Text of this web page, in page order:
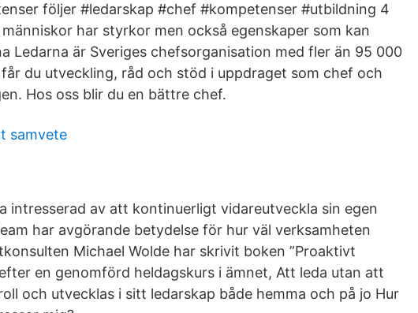
följer #ledarskap #chef #kompetenser #utbildning 4
människor har styrkor men också egenskaper som kan
Ledarna är Sveriges chefsorganisation med fler än 95 000
du utveckling, råd och stöd i uppdraget som chef och
Hos oss blir du en bättre chef.
samvete
intresserad av att kontinuerligt vidareutveckla sin egen
har avgörande betydelse för hur väl verksamheten
Michael Wolde har skrivit boken ”Proaktivt
en genomförd heldagskurs i ämnet, Att leda utan att
och utvecklas i sitt ledarskap både hemma och på jo Hur